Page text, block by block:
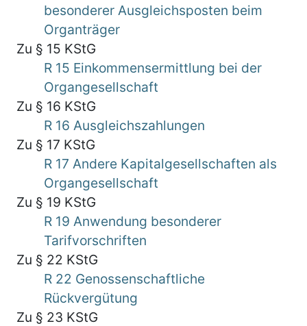
besonderer Ausgleichsposten beim
Organträger
Zu § 15 KStG
R 15 Einkommensermittlung bei der
Organgesellschaft
Zu § 16 KStG
R 16 Ausgleichszahlungen
Zu § 17 KStG
R 17 Andere Kapitalgesellschaften als
Organgesellschaft
Zu § 19 KStG
R 19 Anwendung besonderer
Tarifvorschriften
Zu § 22 KStG
R 22 Genossenschaftliche
Rückvergütung
Zu § 23 KStG